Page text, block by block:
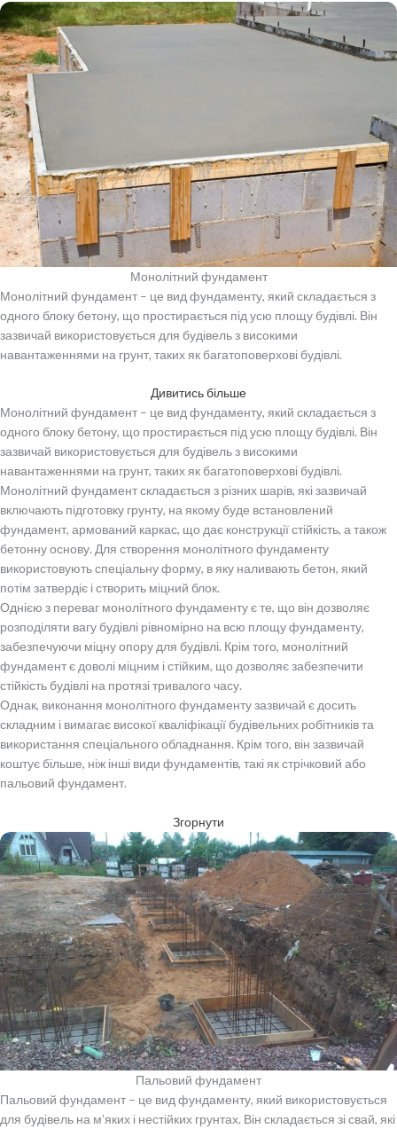
Монолітний фундамент
Монолітний фундамент – це вид фундаменту, який складається з
одного блоку бетону, що простирається під усю площу будівлі. Він
зазвичай використовується для будівель з високими
навантаженнями на грунт, таких як багатоповерхові будівлі.
Дивитись більше
Монолітний фундамент – це вид фундаменту, який складається з
одного блоку бетону, що простирається під усю площу будівлі. Він
зазвичай використовується для будівель з високими
навантаженнями на грунт, таких як багатоповерхові будівлі.
Монолітний фундамент складається з різних шарів, які зазвичай
включають підготовку грунту, на якому буде встановлений
фундамент, армований каркас, що дає конструкції стійкість, а також
бетонну основу. Для створення монолітного фундаменту
використовують спеціальну форму, в яку наливають бетон, який
потім затвердіє і створить міцний блок.
Однією з переваг монолітного фундаменту є те, що він дозволяє
розподіляти вагу будівлі рівномірно на всю площу фундаменту,
забезпечуючи міцну опору для будівлі. Крім того, монолітний
фундамент є доволі міцним і стійким, що дозволяє забезпечити
стійкість будівлі на протязі тривалого часу.
Однак, виконання монолітного фундаменту зазвичай є досить
складним і вимагає високої кваліфікації будівельних робітників та
використання спеціального обладнання. Крім того, він зазвичай
коштує більше, ніж інші види фундаментів, такі як стрічковий або
пальовий фундамент.
Згорнути
Пальовий фундамент
Пальовий фундамент – це вид фундаменту, який використовується
для будівель на м’яких і нестійких грунтах. Він складається зі свай, які